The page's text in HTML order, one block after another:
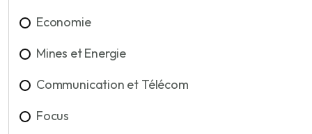
Economie
Mines et Energie
Communication et Télécom
Focus